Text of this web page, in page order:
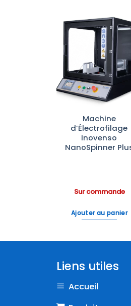
Ajouter
à la liste
Machine
d’Électrofilage
Inovenso
NanoSpinner
Sur commande
Ajouter au panier
Liens utiles
Accueil